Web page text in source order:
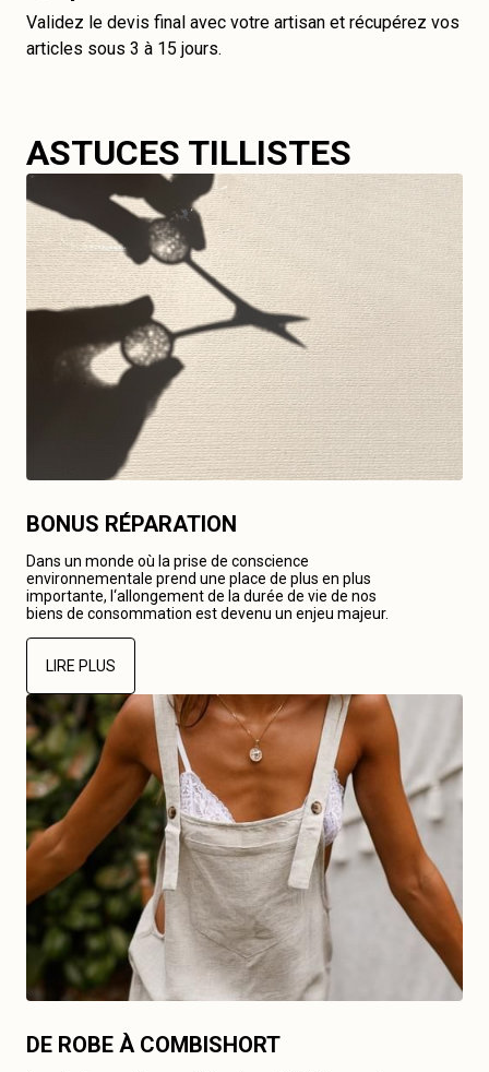
Validez le devis final avec votre artisan et récupérez vos
articles sous 3 à 15 jours.
ASTUCES TILLISTES
BONUS RÉPARATION
Dans un monde où la prise de conscience
environnementale prend une place de plus en plus
importante, l‘allongement de la durée de vie de nos
biens de consommation est devenu un enjeu majeur.
LIRE PLUS
DE ROBE À COMBISHORT